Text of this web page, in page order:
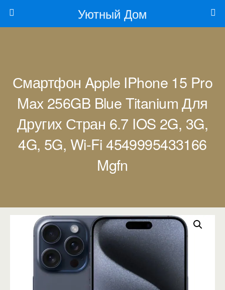
Уютный Дом
Смартфон Apple IPhone 15 Pro
Max 256GB Blue Titanium Для
Других Стран 6.7 IOS 2G, 3G,
4G, 5G, Wi-Fi 4549995433166
Mgfn